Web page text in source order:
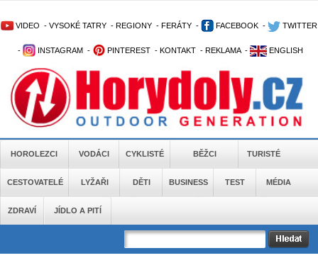
VIDEO - VYSOKÉ TATRY - REGIONY - FERÁTY - FACEBOOK - TWITTER
- INSTAGRAM - PINTEREST - KONTAKT - REKLAMA - ENGLISH
HOROLEZCI VODÁCI CYKLISTÉ BĚŽCI TURISTÉ
CESTOVATELÉ LYŽAŘI DĚTI BUSINESS TEST MÉDIA
ZDRAVÍ JÍDLO A PITÍ